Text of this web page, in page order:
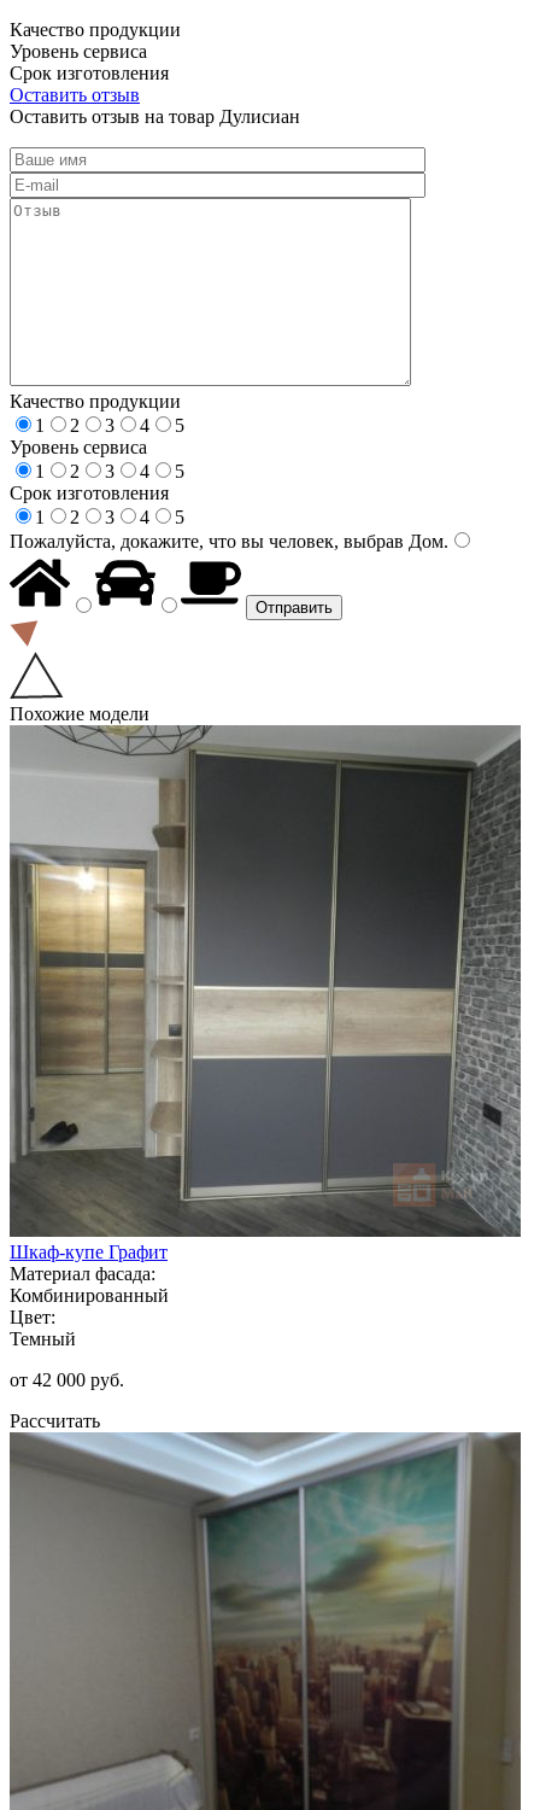
Качество продукции
Уровень сервиса
Срок изготовления
Оставить отзыв
Оставить отзыв на товар Дулисиан
Качество продукции
1
2 3 4
5
Уровень сервиса
1
2 3 4
5
Срок изготовления
1
2 3 4
5
Пожалуйста, докажите, что вы человек, выбрав Дом.
Похожие модели
Шкаф-купе Графит
Материал фасада:
Комбинированный
Цвет:
Темный
от 42 000 руб.
Рассчитать